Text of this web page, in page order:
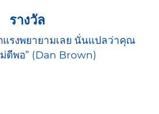
รางวัล
แรงพยายามเลย นั่นแปลว่าคุณ
ดีพอ” (Dan Brown)